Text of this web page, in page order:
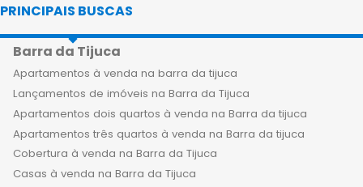
PRINCIPAIS BUSCAS
Barra da Tijuca
Apartamentos à venda na barra da tijuca
Lançamentos de imóveis na Barra da Tijuca
Apartamentos dois quartos à venda na Barra da tijuca
Apartamentos três quartos à venda na Barra da tijuca
Cobertura à venda na Barra da Tijuca
Casas à venda na Barra da Tijuca